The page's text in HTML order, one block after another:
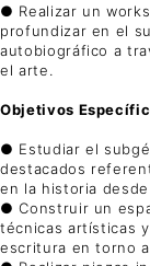
● Realizar un
profundizar en el
autobiográfico a
el arte.
Objetivos
● Estudiar el
destacados
en la historia
● Construir un
técnicas artísticas
escritura en torno